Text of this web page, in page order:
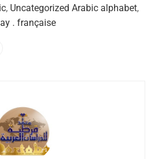
, Uncategorized Arabic alphabet,
. française